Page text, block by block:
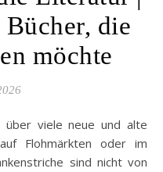
die
möchte
Flohmärkten oder im
sind nicht von